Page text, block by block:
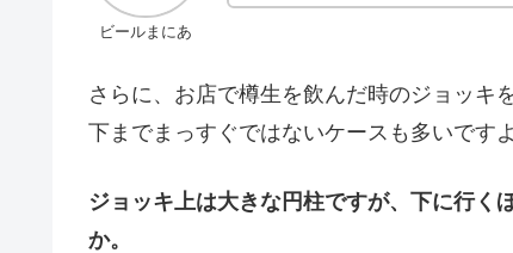
ビールまにあ
さらに、お店で樽生を飲んだ時のジョッキ
下までまっすぐではないケースも多いですよ
ジョッキ上は大きな円柱ですが、下に行く
か。